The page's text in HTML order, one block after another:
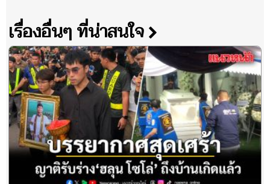
เรื่องอื่นๆ ที่น่าสนใจ